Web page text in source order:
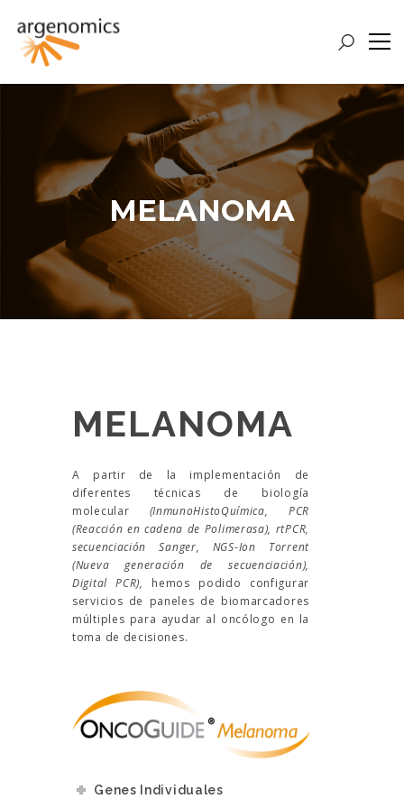
MELANOMA
MELANOMA
A partir de la implementación de
diferentes técnicas de biología
molecular (InmunoHistoQuímica, PCR
(Reacción en cadena de Polimerasa), rtPCR,
secuenciación Sanger, NGS-Ion Torrent
(Nueva generación de secuenciación),
Digital PCR),
hemos podido configurar
servicios de paneles de biomarcadores
múltiples para ayudar al oncólogo en la
toma de decisiones.
Genes Individuales